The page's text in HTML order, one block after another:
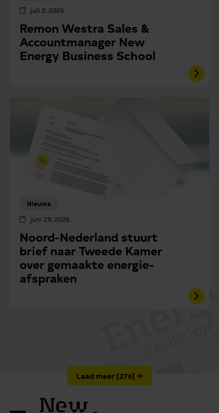
juli 2, 2026
Remon Westra Sales &
Accountmanager New
Energy Business School
Nieuws
juni 29, 2026
Noord-Nederland stuurt
brief naar Tweede Kamer
over gemaakte energie-
afspraken
Laad meer [276]